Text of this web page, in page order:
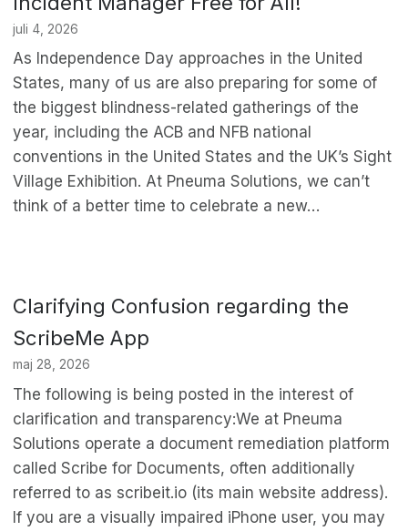
juli 4, 2026
As Independence Day approaches in the United
States, many of us are also preparing for some of
the biggest blindness-related gatherings of the
year, including the ACB and NFB national
conventions in the United States and the UK’s Sight
Village Exhibition. At Pneuma Solutions, we can’t
think of a better time to celebrate a new…
Clarifying Confusion regarding the
ScribeMe App
maj 28, 2026
The following is being posted in the interest of
clarification and transparency:We at Pneuma
Solutions operate a document remediation platform
called Scribe for Documents, often additionally
referred to as scribeit.io (its main website address).
If you are a visually impaired iPhone user, you may